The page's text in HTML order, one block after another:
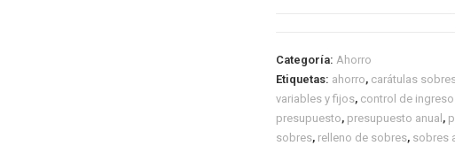
Categoría: Ahorro
Etiquetas: ahorro, carátulas
variables y fijos, control de
presupuesto, presupuesto anual ,
sobres, relleno de sobres, sobres